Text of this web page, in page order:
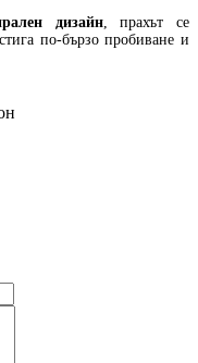
дизайн, прахът се
по-бързо пробиване и